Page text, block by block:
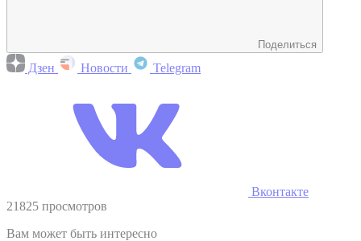
Поделиться
Дзен Новости Telegram
Вконтакте
21825 просмотров
Вам может быть интересно